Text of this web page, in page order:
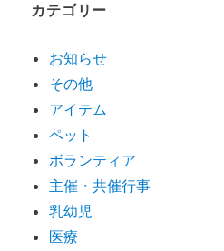
カテゴリー
お知らせ
その他
アイテム
ペット
ボランティア
主催・共催行事
乳幼児
医療